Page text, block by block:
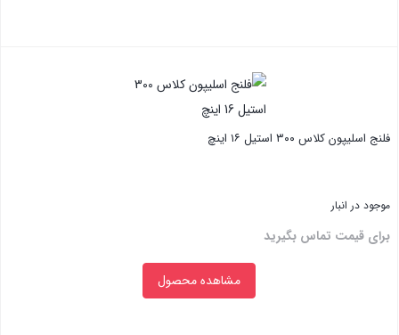
فلنج اسلیپون کلاس ۳۰۰ استیل ۱۶ اینچ
موجود در انبار
برای قیمت تماس بگیرید
مشاهده محصول